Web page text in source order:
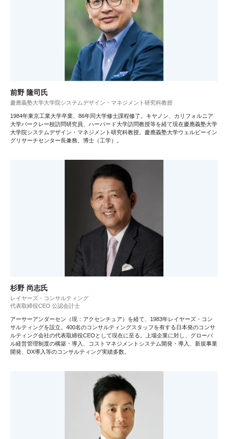
前野 隆司氏
慶應義塾大学大学院システムデザイン・マネジメント研究科教授
1984年東京工業大学卒業、86年同大学修士課程修了。キヤノン、カリフォルニア
大学バークレー校訪問研究員、ハーバード大学訪問教授等を経て現在慶應義塾大学
大学院システムデザイン・マネジメント研究科教授。慶應義塾大学ウェルビーイン
グリサーチセンター長兼務。博士（工学）。
杉野 尚志氏
レイヤーズ・コンサルティング
代表取締役CEO 公認会計士
アーサーアンダーセン（現：アクセンチュア）を経て、1983年レイヤーズ・コン
サルティングを設立。400名のコンサルティングスタッフを有する日本発のコンサ
ルティング会社の代表取締役CEOとして現在に至る。上場企業に対し、グローバ
ル経営管理制度の構築・導入、コストマネジメントシステム開発・導入、新規事業
開発、DX導入等のコンサルティング実績多数。